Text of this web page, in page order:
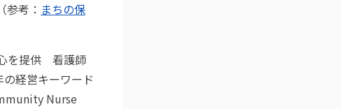
考： まちの保
を提供 看護師
経営キーワード
Nurse